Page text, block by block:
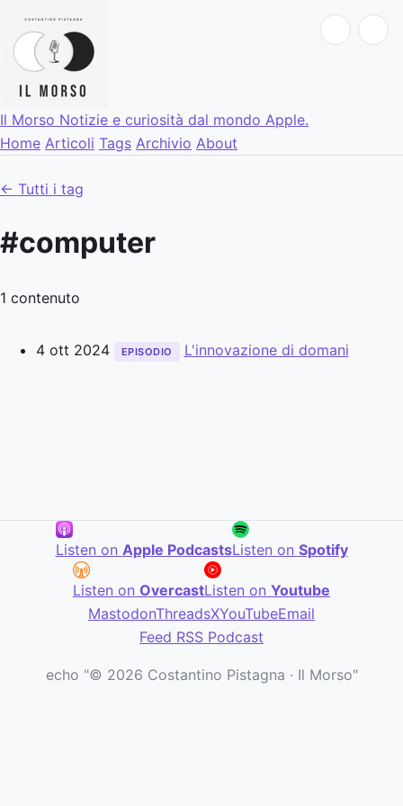
Il Morso Notizie e curiosità dal mondo Apple.
Home Articoli Tags Archivio About
← Tutti i tag
#computer
1 contenuto
4 ott 2024 EPISODIO L'innovazione di domani
Listen on Apple PodcastsListen on Spotify
Listen on OvercastListen on Youtube
MastodonThreadsXYouTubeEmail
Feed RSS Podcast
echo "© 2026 Costantino Pistagna · Il Morso"